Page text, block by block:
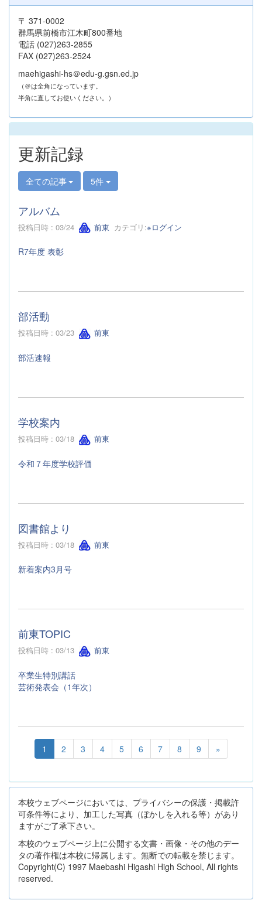
〒 371-0002
群馬県前橋市江木町800番地
電話 (027)263-2855
FAX (027)263-2524
maehigashi-hs＠edu-g.gsn.ed.jp
（＠は全角になっています。
半角に直してお使いください。）
更新記録
全ての記事 5件
アルバム
投稿日時 : 03/24 前東 カテゴリ:※ログイン
R7年度 表彰
部活動
投稿日時 : 03/23 前東
部活速報
学校案内
投稿日時 : 03/18 前東
令和７年度学校評価
図書館より
投稿日時 : 03/18 前東
新着案内3月号
前東TOPIC
投稿日時 : 03/13 前東
卒業生特別講話
芸術発表会（1年次）
1 2 3 4 5 6 7 8 9 »
本校ウェブページにおいては、プライバシーの保護・掲載許
可条件等により、加工した写真（ぼかしを入れる等）があり
ますがご了承下さい。
本校のウェブページ上に公開する文書・画像・その他のデー
タの著作権は本校に帰属します。無断での転載を禁じます。
Copyright(C) 1997 Maebashi Higashi High School, All rights
reserved.